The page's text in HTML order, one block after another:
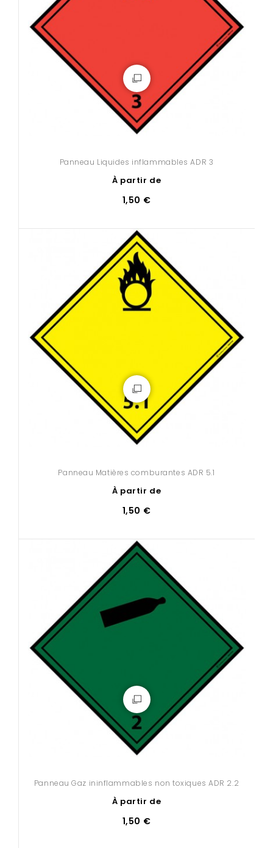
Panneau Liquides inflammables ADR 3
À partir de
1,50 €
Panneau Matières comburantes ADR 5.1
À partir de
1,50 €
Panneau Gaz ininflammables non toxiques ADR 2.2
À partir de
1,50 €